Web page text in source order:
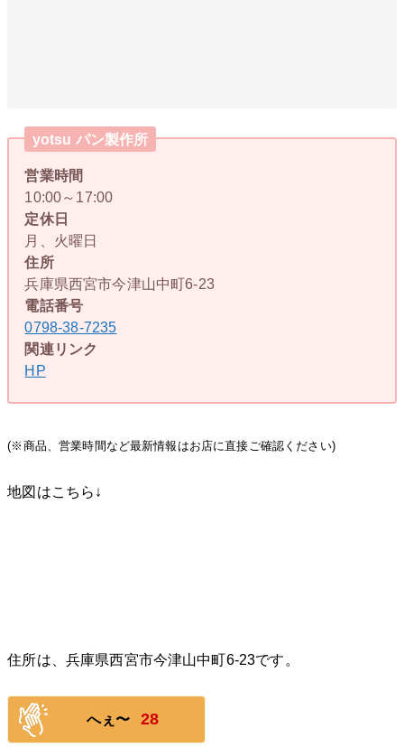
yotsu パン製作所
営業時間
10:00～17:00
定休日
月、火曜日
住所
兵庫県西宮市今津山中町6-23
電話番号
0798-38-7235
関連リンク
HP
(※商品、営業時間など最新情報はお店に直接ご確認ください)
地図はこちら↓
住所は、兵庫県西宮市今津山中町6-23です。
へぇ〜 28